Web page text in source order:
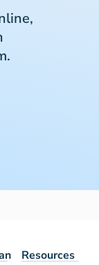
Resources